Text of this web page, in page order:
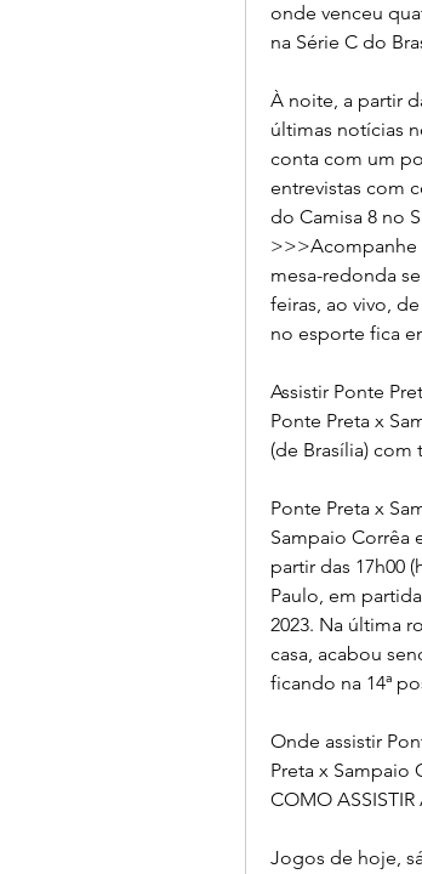
onde venceu
na Série C do
À noite, a partir
últimas notícias
conta com um
entrevistas com
do Camisa 8 no
>>>Acompanhe
mesa-redonda
feiras, ao vivo,
no esporte fica
Assistir Ponte
Ponte Preta x
(de Brasília) com
Ponte Preta x
Sampaio Corrêa
partir das 17h00
Paulo, em
2023. Na última
casa, acabou
ficando na 14ª
Onde assistir
Preta x Sampaio
COMO ASSISTIR
Jogos de hoje,